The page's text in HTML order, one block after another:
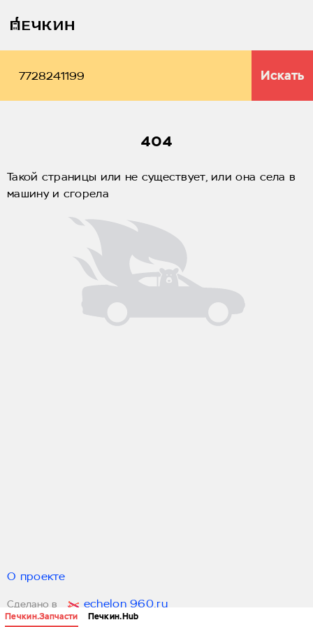
Печкин.Запчасти Печкин.Hub
Искать
404
Такой страницы или не существует, или она села в
машину и сгорела
О проекте
Сделано в echelon 960.ru